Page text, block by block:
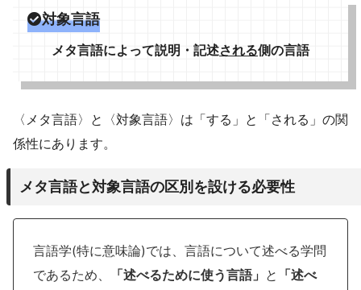
対象言語
メタ言語によって説明・記述される側の言語
〈メタ言語〉と〈対象言語〉は「する」と「される」の関
係性にあります。
メタ言語と対象言語の区別を設ける必要性
言語学(特に意味論)では、言語について述べる学問
であるため、
「述べるために使う言語」 と 「述べ